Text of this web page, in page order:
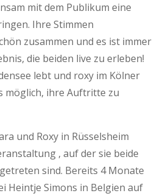
mit dem Publikum eine
Ihre Stimmen
zusammen und es ist immer
die beiden live zu erleben!
lebt und roxy im Kölner
möglich, ihre Auftritte zu
und Roxy in Rüsselsheim
, auf der sie beide
sind. Bereits 4 Monate
Heintje Simons in Belgien auf